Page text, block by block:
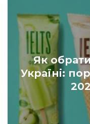
Як
Україні: